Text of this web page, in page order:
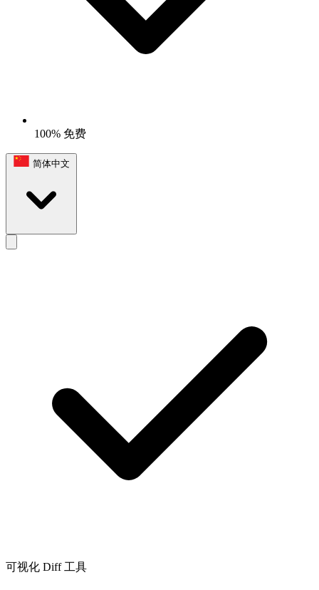
100% 免费
简体中文
可视化 Diff 工具